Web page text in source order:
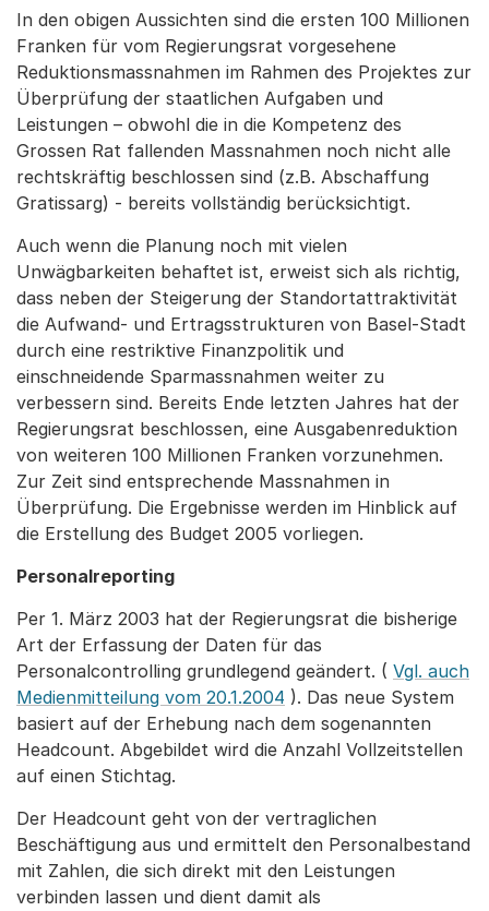
In den obigen Aussichten sind die ersten 100 Millionen
Franken für vom Regierungsrat vorgesehene
Reduktionsmassnahmen im Rahmen des Projektes zur
Überprüfung der staatlichen Aufgaben und
Leistungen – obwohl die in die Kompetenz des
Grossen Rat fallenden Massnahmen noch nicht alle
rechtskräftig beschlossen sind (z.B. Abschaffung
Gratissarg) - bereits vollständig berücksichtigt.
Auch wenn die Planung noch mit vielen
Unwägbarkeiten behaftet ist, erweist sich als richtig,
dass neben der Steigerung der Standortattraktivität
die Aufwand- und Ertragsstrukturen von Basel-Stadt
durch eine restriktive Finanzpolitik und
einschneidende Sparmassnahmen weiter zu
verbessern sind. Bereits Ende letzten Jahres hat der
Regierungsrat beschlossen, eine Ausgabenreduktion
von weiteren 100 Millionen Franken vorzunehmen.
Zur Zeit sind entsprechende Massnahmen in
Überprüfung. Die Ergebnisse werden im Hinblick auf
die Erstellung des Budget 2005 vorliegen.
Personalreporting
Per 1. März 2003 hat der Regierungsrat die bisherige
Art der Erfassung der Daten für das
Personalcontrolling grundlegend geändert. ( Vgl. auch
Medienmitteilung vom 20.1.2004 ). Das neue System
basiert auf der Erhebung nach dem sogenannten
Headcount. Abgebildet wird die Anzahl Vollzeitstellen
auf einen Stichtag.
Der Headcount geht von der vertraglichen
Beschäftigung aus und ermittelt den Personalbestand
mit Zahlen, die sich direkt mit den Leistungen
verbinden lassen und dient damit als